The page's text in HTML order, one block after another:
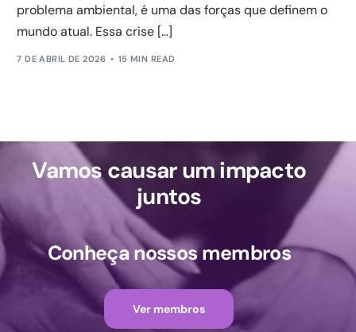
problema ambiental, é uma das forças que definem o
mundo atual. Essa crise […]
7 DE ABRIL DE 2026 15 MIN READ
Vamos causar um impacto
juntos
Conheça nossos membros
Ver membros